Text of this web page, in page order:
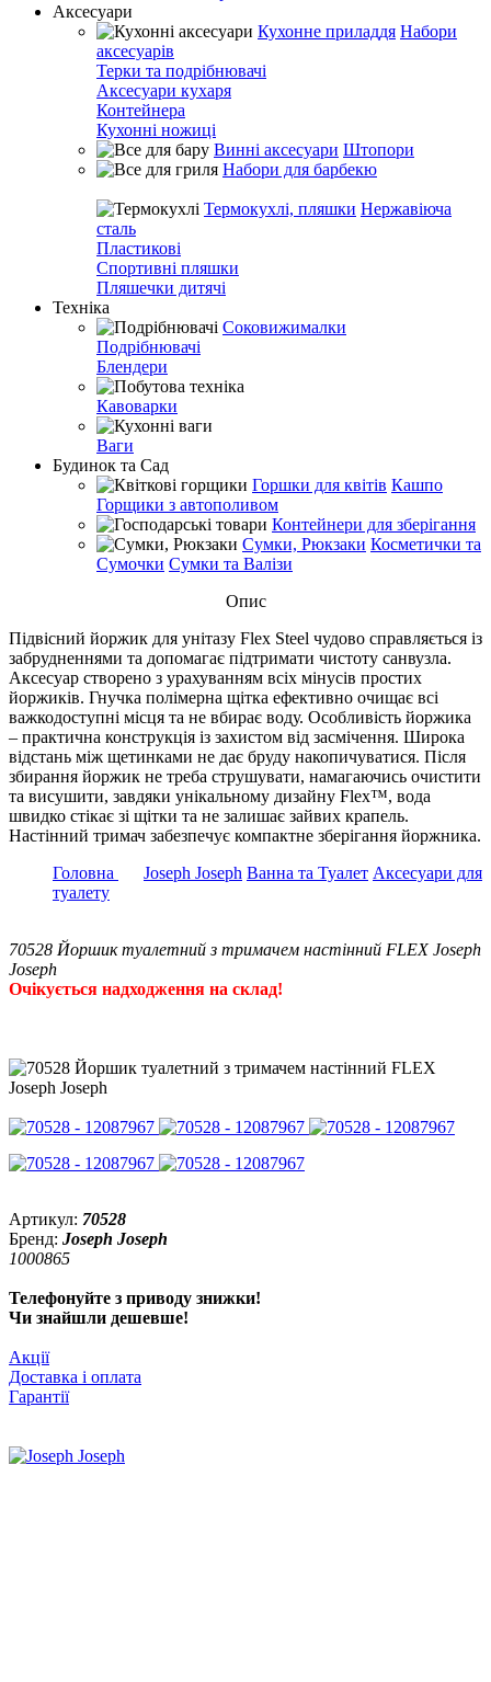
Аксесуари
Кухонне приладдя Набори
аксесуарів
Терки та подрібнювачі
Аксесуари кухаря
Контейнера
Кухонні ножиці
Винні аксесуари Штопори
Набори для барбекю
Термокухлі, пляшки Нержавіюча
сталь
Пластикові
Спортивні пляшки
Пляшечки дитячі
Техніка
Соковижималки
Подрібнювачі
Блендери
Кавоварки
Ваги
Будинок та Сад
Горшки для квітів Кашпо
Горщики з автополивом
Контейнери для зберігання
Сумки, Рюкзаки Косметички та
Сумочки Сумки та Валізи
Опис
Підвісний йоржик для унітазу Flex Steel чудово справляється із
забрудненнями та допомагає підтримати чистоту санвузла.
Аксесуар створено з урахуванням всіх мінусів простих
йоржиків. Гнучка полімерна щітка ефективно очищає всі
важкодоступні місця та не вбирає воду. Особливість йоржика
– практична конструкція із захистом від засмічення. Широка
відстань між щетинками не дає бруду накопичуватися. Після
збирання йоржик не треба струшувати, намагаючись очистити
та висушити, завдяки унікальному дизайну Flex™, вода
швидко стікає зі щітки та не залишає зайвих крапель.
Настінний тримач забезпечує компактне зберігання йоржника.
Головна
Joseph Joseph Ванна та Туалет Аксесуари для
туалету
70528 Йоршик туалетний з тримачем настінний FLEX Joseph
Joseph
Очікується надходження на склад!
Артикул: 70528
Бренд: Joseph Joseph
1000865
Телефонуйте з приводу знижки!
Чи знайшли дешевше!
Акції
Доставка і оплата
Гарантії